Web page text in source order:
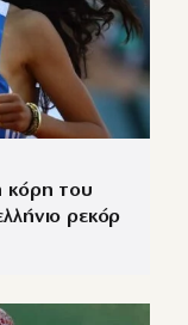
κόρη του
ρεκόρ